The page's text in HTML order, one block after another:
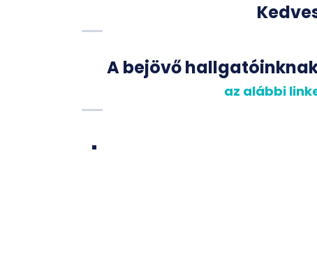
A bejövő
az alábbi